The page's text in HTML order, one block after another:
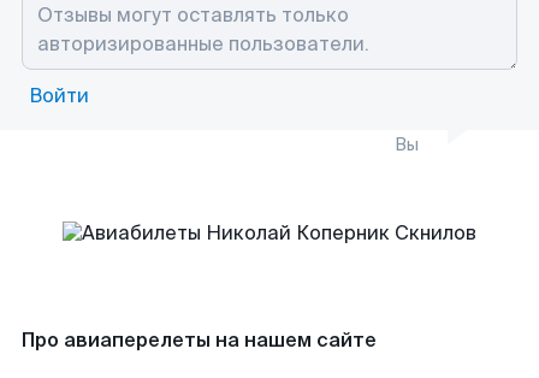
Войти
Вы
Про авиаперелеты на нашем сайте